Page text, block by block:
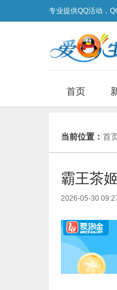
专业提供QQ活动，
首页
当前位置： 首
霸王茶
2026-05-30